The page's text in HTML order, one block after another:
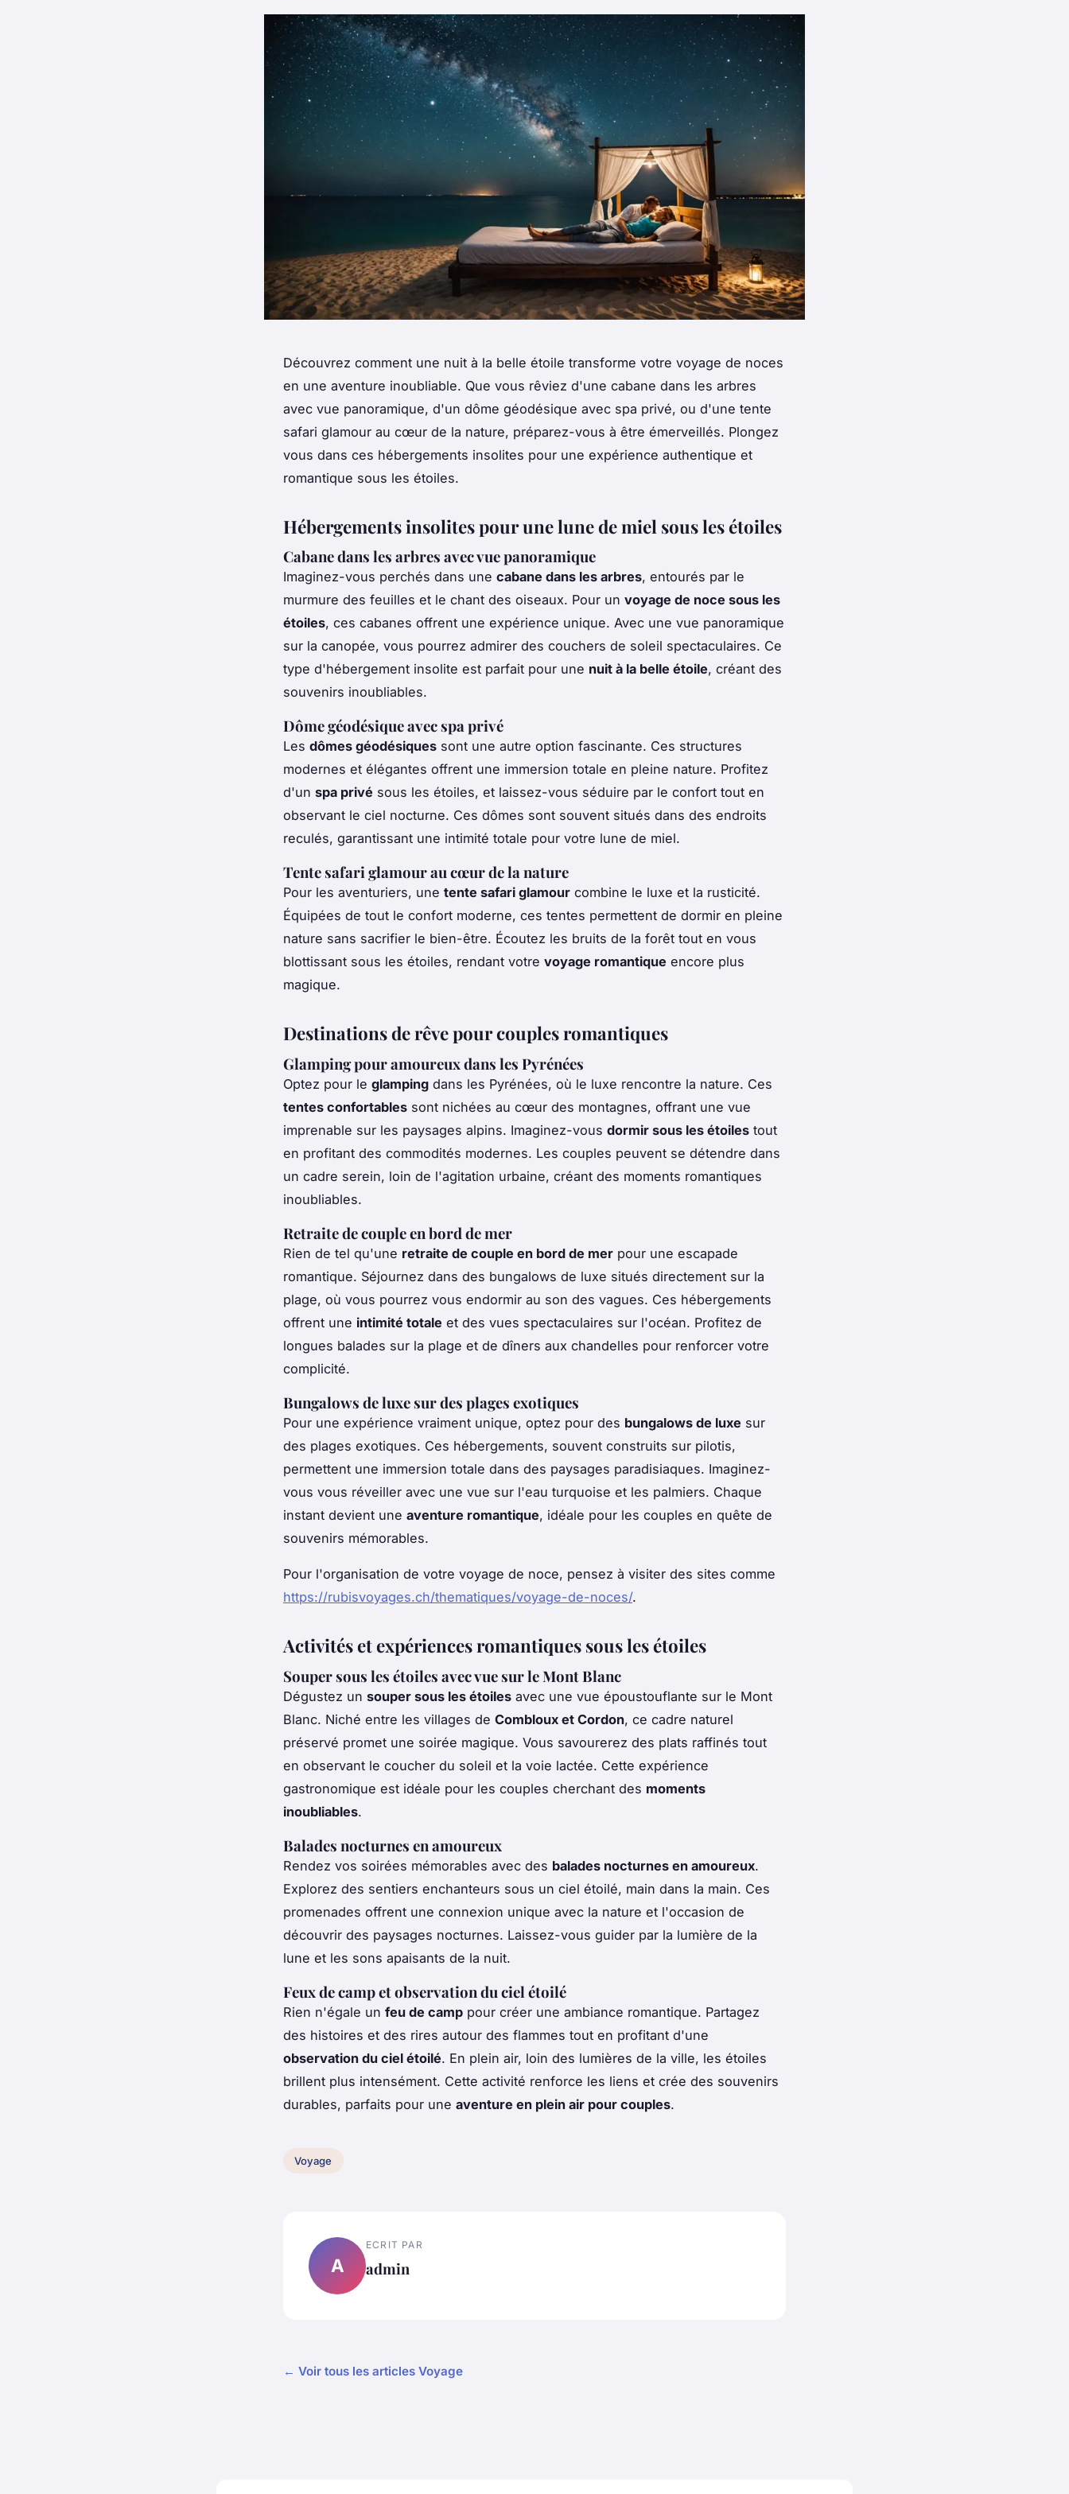
Découvrez comment une nuit à la belle étoile transforme votre voyage de noces
en une aventure inoubliable. Que vous rêviez d'une cabane dans les arbres
avec vue panoramique, d'un dôme géodésique avec spa privé, ou d'une tente
safari glamour au cœur de la nature, préparez-vous à être émerveillés. Plongez
vous dans ces hébergements insolites pour une expérience authentique et
romantique sous les étoiles.
Hébergements insolites pour une lune de miel sous les étoiles
Cabane dans les arbres avec vue panoramique
Imaginez-vous perchés dans une cabane dans les arbres, entourés par le
murmure des feuilles et le chant des oiseaux. Pour un voyage de noce sous les
étoiles, ces cabanes offrent une expérience unique. Avec une vue panoramique
sur la canopée, vous pourrez admirer des couchers de soleil spectaculaires. Ce
type d'hébergement insolite est parfait pour une nuit à la belle étoile, créant des
souvenirs inoubliables.
Dôme géodésique avec spa privé
Les dômes géodésiques sont une autre option fascinante. Ces structures
modernes et élégantes offrent une immersion totale en pleine nature. Profitez
d'un spa privé sous les étoiles, et laissez-vous séduire par le confort tout en
observant le ciel nocturne. Ces dômes sont souvent situés dans des endroits
reculés, garantissant une intimité totale pour votre lune de miel.
Tente safari glamour au cœur de la nature
Pour les aventuriers, une tente safari glamour combine le luxe et la rusticité.
Équipées de tout le confort moderne, ces tentes permettent de dormir en pleine
nature sans sacrifier le bien-être. Écoutez les bruits de la forêt tout en vous
blottissant sous les étoiles, rendant votre voyage romantique encore plus
magique.
Destinations de rêve pour couples romantiques
Glamping pour amoureux dans les Pyrénées
Optez pour le glamping dans les Pyrénées, où le luxe rencontre la nature. Ces
tentes confortables sont nichées au cœur des montagnes, offrant une vue
imprenable sur les paysages alpins. Imaginez-vous dormir sous les étoiles tout
en profitant des commodités modernes. Les couples peuvent se détendre dans
un cadre serein, loin de l'agitation urbaine, créant des moments romantiques
inoubliables.
Retraite de couple en bord de mer
Rien de tel qu'une retraite de couple en bord de mer pour une escapade
romantique. Séjournez dans des bungalows de luxe situés directement sur la
plage, où vous pourrez vous endormir au son des vagues. Ces hébergements
offrent une intimité totale et des vues spectaculaires sur l'océan. Profitez de
longues balades sur la plage et de dîners aux chandelles pour renforcer votre
complicité.
Bungalows de luxe sur des plages exotiques
Pour une expérience vraiment unique, optez pour des bungalows de luxe sur
des plages exotiques. Ces hébergements, souvent construits sur pilotis,
permettent une immersion totale dans des paysages paradisiaques. Imaginez-
vous vous réveiller avec une vue sur l'eau turquoise et les palmiers. Chaque
instant devient une aventure romantique, idéale pour les couples en quête de
souvenirs mémorables.
Pour l'organisation de votre voyage de noce, pensez à visiter des sites comme
https://rubisvoyages.ch/thematiques/voyage-de-noces/.
Activités et expériences romantiques sous les étoiles
Souper sous les étoiles avec vue sur le Mont Blanc
Dégustez un souper sous les étoiles avec une vue époustouflante sur le Mont
Blanc. Niché entre les villages de Combloux et Cordon, ce cadre naturel
préservé promet une soirée magique. Vous savourerez des plats raffinés tout
en observant le coucher du soleil et la voie lactée. Cette expérience
gastronomique est idéale pour les couples cherchant des moments
inoubliables.
Balades nocturnes en amoureux
Rendez vos soirées mémorables avec des balades nocturnes en amoureux.
Explorez des sentiers enchanteurs sous un ciel étoilé, main dans la main. Ces
promenades offrent une connexion unique avec la nature et l'occasion de
découvrir des paysages nocturnes. Laissez-vous guider par la lumière de la
lune et les sons apaisants de la nuit.
Feux de camp et observation du ciel étoilé
Rien n'égale un feu de camp pour créer une ambiance romantique. Partagez
des histoires et des rires autour des flammes tout en profitant d'une
observation du ciel étoilé. En plein air, loin des lumières de la ville, les étoiles
brillent plus intensément. Cette activité renforce les liens et crée des souvenirs
durables, parfaits pour une aventure en plein air pour couples.
Voyage
A
ECRIT PAR
admin
← Voir tous les articles Voyage